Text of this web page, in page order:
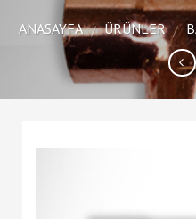
ANASAYFA / ÜRÜNLER /